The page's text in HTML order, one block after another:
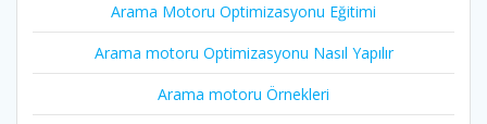
Arama Motoru Optimizasyonu Eğitimi
Arama motoru Optimizasyonu Nasıl Yapılır
Arama motoru Örnekleri